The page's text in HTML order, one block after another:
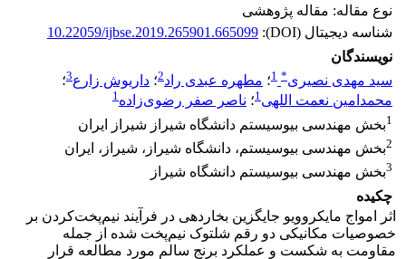
نوع مقاله: مقاله پژوهشی
شناسه دیجیتال (DOI):
10.22059/ijbse.2019.265901.665099
نویسندگان
سید مهدی نصیری*
1؛ مطهره عبدی راد2؛ داریوش زارع3؛
محمدامین نعمت اللهی1؛ ناصر صفر رضوی‌زاده1
1بخش مهندسی بیوسیستم دانشگاه شیراز شیراز ایران
2بخش مهندسی بیوسیستم، دانشگاه شیراز، شیراز، ایران
3بخش مهندسی بیوسیستم دانشگاه شیراز
چکیده
اثر امواج مایکروویو جایگزین بخاردهی در فرآیند نیم‌پخت‌کردن بر
خصوصیات مکانیکی دو رقم شلتوک نیم‌پخت شده از جمله
مقاومت به شکست و عملکرد برنج سالم مورد مطالعه قرار